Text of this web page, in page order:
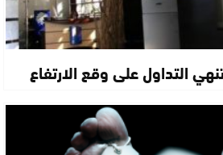
التداول على وقع الارتفاع